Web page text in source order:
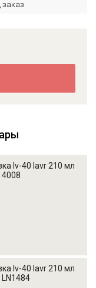
заказ
lv-40 lavr 210 мл
4008
lv-40 lavr 210 мл